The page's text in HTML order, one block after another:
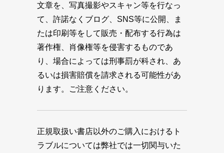
文章を、写真撮影やスキャン等を行なっ
て、許諾なくブログ、SNS等に公開、ま
たは印刷等をして販売・配布する行為は
著作権、肖像権等を侵害するものであ
り、場合によっては刑事罰が科され、あ
るいは損害賠償を請求される可能性があ
ります。ご注意ください。
正規取扱い書店以外のご購入におけるト
ラブルについては弊社では一切関与いた